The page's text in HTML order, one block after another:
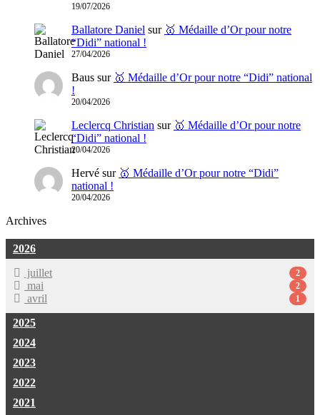
19/07/2026
Ballatore Daniel sur 🥇 Médaille d’Or pour notre
“Didi” national !
27/04/2026
Baus sur 🥇 Médaille d’Or pour notre “Didi” national
!
20/04/2026
Leclercq Christian sur 🥇 Médaille d’Or pour notre
“Didi” national !
20/04/2026
Hervé sur 🥇 Médaille d’Or pour notre “Didi”
national !
20/04/2026
Archives
2026
juillet
2
mai 2
avril 1
2025
2024
2023
2022
2021